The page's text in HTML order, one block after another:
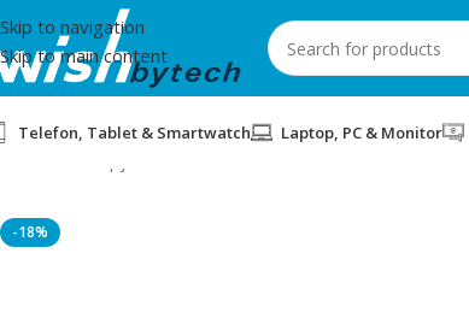
Skip to navigation
Skip to main content
Telefon, Tablet & Smartwatch Laptop, PC & Monitor
-18%